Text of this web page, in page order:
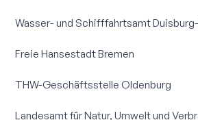
Wasser- und Schifffahrtsamt
Freie Hansestadt Bremen
THW-Geschäftsstelle Oldenburg
Landesamt für Natur, Umwelt und